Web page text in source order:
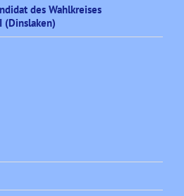
des Wahlkreises
(Dinslaken)